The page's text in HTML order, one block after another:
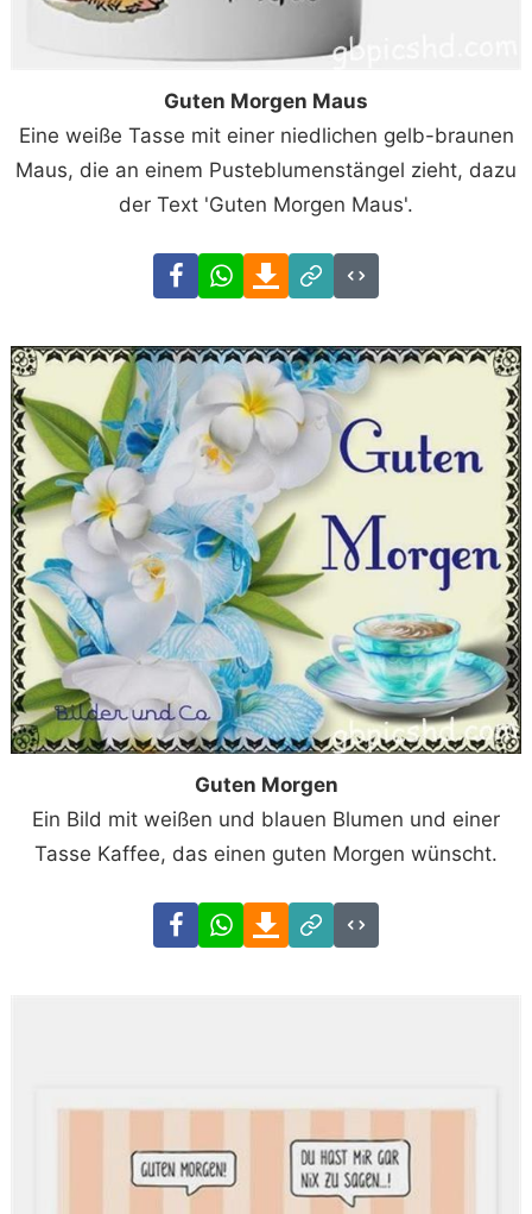
Guten Morgen Maus
Eine weiße Tasse mit einer niedlichen gelb-braunen
Maus, die an einem Pusteblumenstängel zieht, dazu
der Text 'Guten Morgen Maus'.
FacebookWhatsAppDownload
Link
Code
Guten Morgen
Ein Bild mit weißen und blauen Blumen und einer
Tasse Kaffee, das einen guten Morgen wünscht.
FacebookWhatsAppDownload
Link
Code